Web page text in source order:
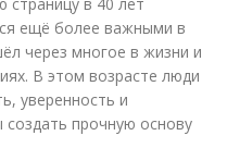
ещё более важными в
через многое в жизни и
В этом возрасте люди
уверенность и
прочную основу